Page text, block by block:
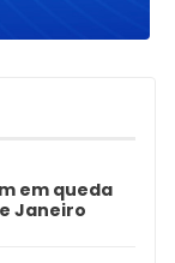
em queda
Janeiro